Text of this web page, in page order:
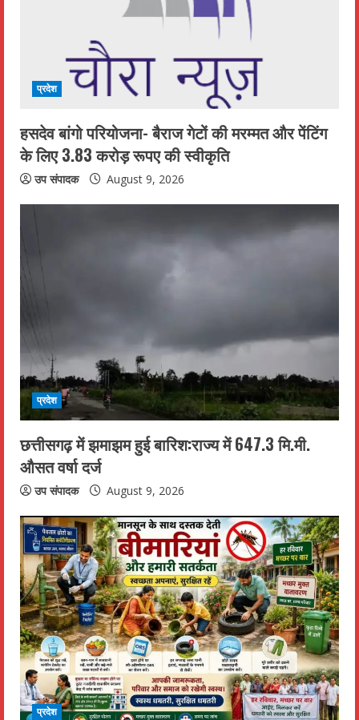
g
प्रदेश
हसदेव बांगो परियोजना- बैराज गेटों की मरम्मत और पेंटिंग
के लिए 3.83 करोड़ रूपए की स्वीकृति
उप संपादक August 9, 2026
प्रदेश
छत्तीसगढ़ में झमाझम हुई बारिश:राज्य में 647.3 मि.मी.
औसत वर्षा दर्ज
उप संपादक August 9, 2026
प्रदेश